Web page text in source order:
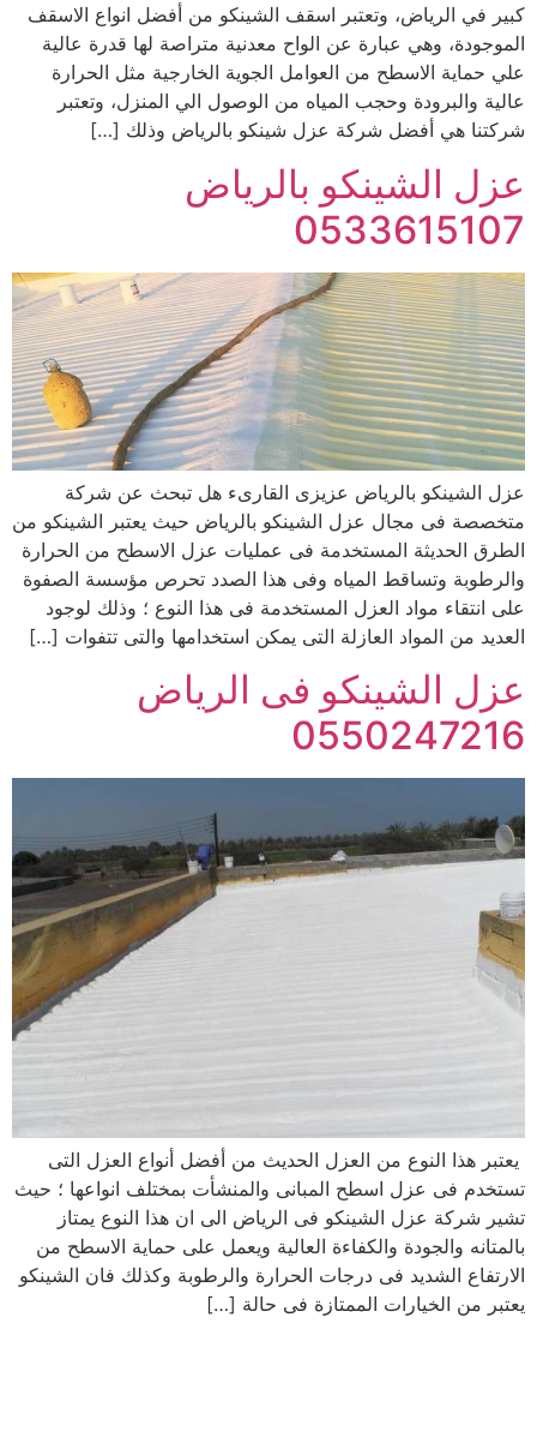
كبير في الرياض، وتعتبر اسقف الشينكو من أفضل انواع الاسقف
الموجودة، وهي عبارة عن الواح معدنية متراصة لها قدرة عالية
علي حماية الاسطح من العوامل الجوية الخارجية مثل الحرارة
عالية والبرودة وحجب المياه من الوصول الي المنزل، وتعتبر
شركتنا هي أفضل شركة عزل شينكو بالرياض وذلك […]
عزل الشينكو بالرياض
0533615107
عزل الشينكو بالرياض عزيزى القارىء هل تبحث عن شركة
متخصصة فى مجال عزل الشينكو بالرياض حيث يعتبر الشينكو من
الطرق الحديثة المستخدمة فى عمليات عزل الاسطح من الحرارة
والرطوبة وتساقط المياه وفى هذا الصدد تحرص مؤسسة الصفوة
على انتقاء مواد العزل المستخدمة فى هذا النوع ؛ وذلك لوجود
العديد من المواد العازلة التى يمكن استخدامها والتى تتفوات […]
عزل الشينكو فى الرياض
0550247216
يعتبر هذا النوع من العزل الحديث من أفضل أنواع العزل التى
تستخدم فى عزل اسطح المبانى والمنشأت بمختلف انواعها ؛ حيث
تشير شركة عزل الشينكو فى الرياض الى ان هذا النوع يمتاز
بالمتانه والجودة والكفاءة العالية ويعمل على حماية الاسطح من
الارتفاع الشديد فى درجات الحرارة والرطوبة وكذلك فان الشينكو
يعتبر من الخيارات الممتازة فى حالة […]